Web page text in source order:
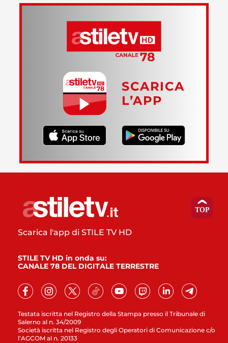
SCARICA
L’APP
Testata iscritta nel Registro della Stampa presso il Tribunale di
Salerno al n. 34/2009
Società iscritta nel Registro degli Operatori di Comunicazione c/o
l’AGCOM al n. 20133
Scarica l'app di STILE TV HD
STILE TV HD in onda su:
CANALE 78 DEL DIGITALE TERRESTRE